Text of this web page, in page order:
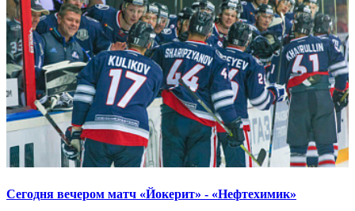
Сегодня вечером матч «Йокерит» - «Нефтехимик»